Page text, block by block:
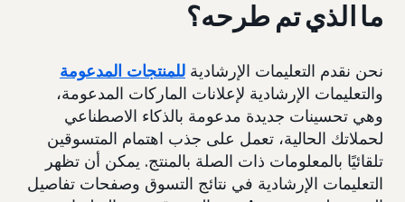
ما الذي تم طرحه؟
نحن نقدم التعليمات الإرشادية للمنتجات المدعومة
والتعليمات الإرشادية لإعلانات الماركات المدعومة،
وهي تحسينات جديدة مدعومة بالذكاء الاصطناعي
لحملاتك الحالية، تعمل على جذب اهتمام المتسوقين
تلقائيًا بالمعلومات ذات الصلة بالمنتج. يمكن أن تظهر
التعليمات الإرشادية في نتائج التسوق وصفحات تفاصيل